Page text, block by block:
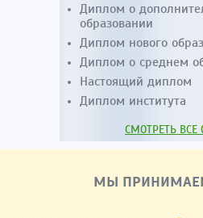
Диплом о
образовании
Диплом нового
Диплом о среднем
Настоящий диплом
Диплом института
СМОТРЕТЬ ВСЕ
МЫ